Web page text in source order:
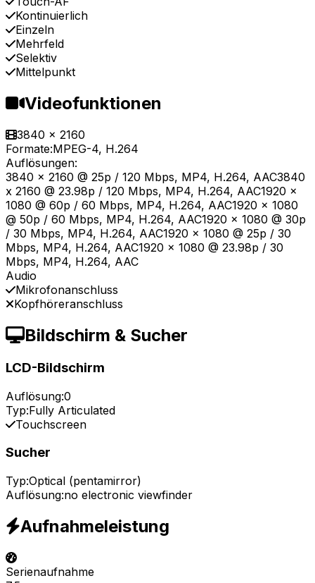
Kontinuierlich
Einzeln
Mehrfeld
Selektiv
Mittelpunkt
Videofunktionen
3840 x 2160
Formate:MPEG-4, H.264
Auflösungen:
3840 x 2160 @ 25p / 120 Mbps, MP4, H.264, AAC3840
x 2160 @ 23.98p / 120 Mbps, MP4, H.264, AAC1920 x
1080 @ 60p / 60 Mbps, MP4, H.264, AAC1920 x 1080
@ 50p / 60 Mbps, MP4, H.264, AAC1920 x 1080 @ 30p
/ 30 Mbps, MP4, H.264, AAC1920 x 1080 @ 25p / 30
Mbps, MP4, H.264, AAC1920 x 1080 @ 23.98p / 30
Mbps, MP4, H.264, AAC
Audio
Mikrofonanschluss
Kopfhöreranschluss
Bildschirm & Sucher
LCD-Bildschirm
Auflösung:0
Typ:Fully Articulated
Touchscreen
Sucher
Typ:Optical (pentamirror)
Auflösung:no electronic viewfinder
Aufnahmeleistung
Serienaufnahme